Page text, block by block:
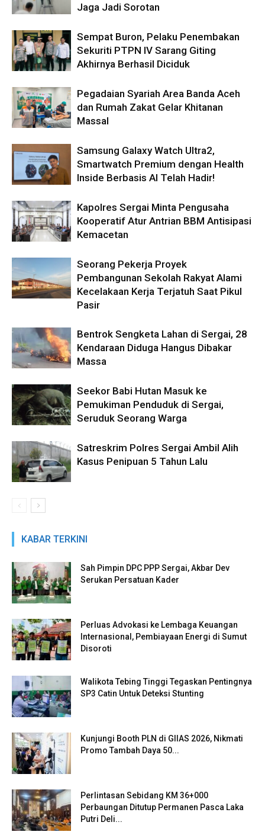
Jaga Jadi Sorotan
Sempat Buron, Pelaku Penembakan
Sekuriti PTPN IV Sarang Giting
Akhirnya Berhasil Diciduk
Pegadaian Syariah Area Banda Aceh
dan Rumah Zakat Gelar Khitanan
Massal
Samsung Galaxy Watch Ultra2,
Smartwatch Premium dengan Health
Inside Berbasis AI Telah Hadir!
Kapolres Sergai Minta Pengusaha
Kooperatif Atur Antrian BBM Antisipasi
Kemacetan
Seorang Pekerja Proyek
Pembangunan Sekolah Rakyat Alami
Kecelakaan Kerja Terjatuh Saat Pikul
Pasir
Bentrok Sengketa Lahan di Sergai, 28
Kendaraan Diduga Hangus Dibakar
Massa
Seekor Babi Hutan Masuk ke
Pemukiman Penduduk di Sergai,
Seruduk Seorang Warga
Satreskrim Polres Sergai Ambil Alih
Kasus Penipuan 5 Tahun Lalu
KABAR TERKINI
Sah Pimpin DPC PPP Sergai, Akbar Dev
Serukan Persatuan Kader
Perluas Advokasi ke Lembaga Keuangan
Internasional, Pembiayaan Energi di Sumut
Disoroti
Walikota Tebing Tinggi Tegaskan Pentingnya
SP3 Catin Untuk Deteksi Stunting
Kunjungi Booth PLN di GIIAS 2026, Nikmati
Promo Tambah Daya 50...
Perlintasan Sebidang KM 36+000
Perbaungan Ditutup Permanen Pasca Laka
Putri Deli...